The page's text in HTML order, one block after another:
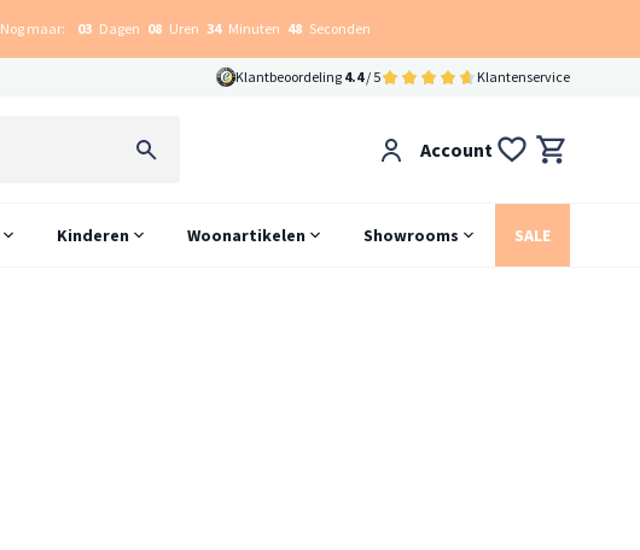
Nog maar: 03 Dagen 08 Uren 34 Minuten 47 Seconden
Klantbeoordeling 4.4/ 5 Klantenservice
Account
Kinderen Woonartikelen Showrooms SALE